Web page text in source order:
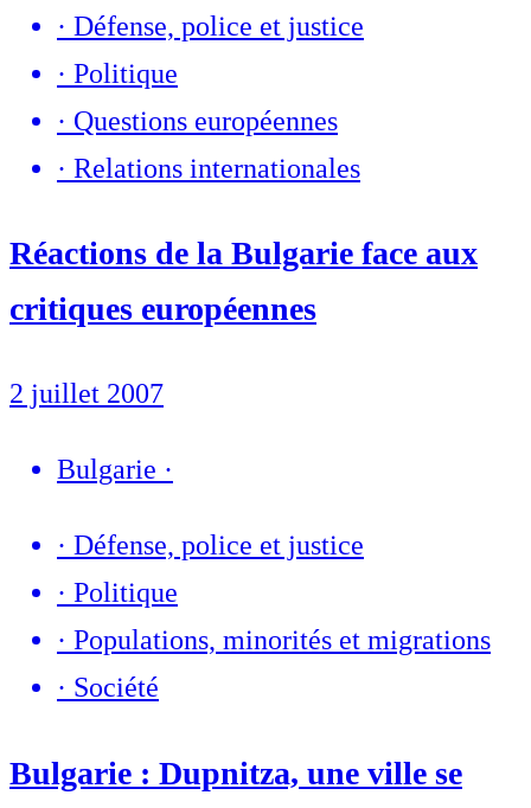
· Défense, police et justice
· Politique
· Questions européennes
· Relations internationales
Réactions de la Bulgarie face aux
critiques européennes
2 juillet 2007
Bulgarie ·
· Défense, police et justice
· Politique
· Populations, minorités et migrations
· Société
Bulgarie : Dupnitza, une ville se